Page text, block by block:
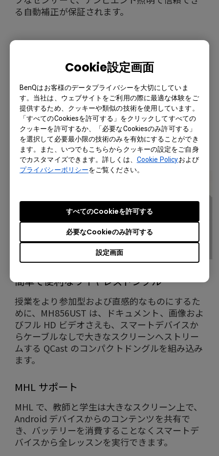
Cookie設定画面
BenQはお客様のデータプライバシーを大切にしていま
す。当社は、ウェブサイトをご利用の際に最適な体験をご
提供するため、クッキーや類似の技術を使用しています。
「すべてのCookiesを許可する」をクリックしてすべての
クッキーを許可するか、「必要なCookiesのみ許可する」
を選択して必要最小限の技術のみを有効にすることができ
ます。また、いつでもこちらからクッキーの設定をご自身
でカスタマイズできます。詳しくは、 Cookie Policyおよび
プライバシーポリシーをご覧ください。
設定画面
必要なCookieのみ許可する
すべてのCookieを許可する
る自動補正が保証されます。
BYOD でコラボレーションを簡
単にする
簡単で便利なワイヤレスドングル
授業をより参加型および直感的なものにするた
めに、MH856UST は、ドキュメント、画像およ
びフル HD ビデオさえも、スマートデバイスか
らケーブルなしで大きなスクリーンへストリー
ムする QCast のコンパクトドングルを組み込み
ます。
MHL サポート
MHL で、教師と学生は大きなスクリーン上で、
Android デバイスからのコンテンツを共有で
き、バッテリーを消費することなくスマートデ
バイスから全レッスンを実行できます。